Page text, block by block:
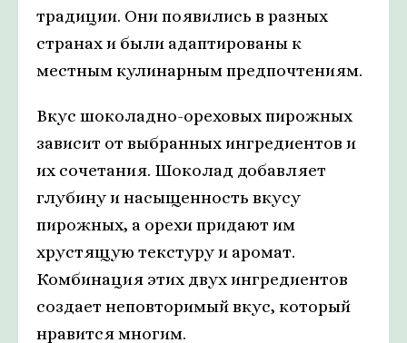
традиции. Они появились в разных
странах и были адаптированы к
местным кулинарным предпочтениям.
Вкус шоколадно-ореховых пирожных
зависит от выбранных ингредиентов и
их сочетания. Шоколад добавляет
глубину и насыщенность вкусу
пирожных, а орехи придают им
хрустящую текстуру и аромат.
Комбинация этих двух ингредиентов
создает неповторимый вкус, который
нравится многим.